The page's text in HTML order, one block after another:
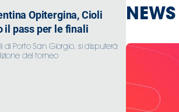
Opitergina, Cioli
il pass per le finali
Porto San Giorgio, si disputerà
del torneo
NEWS